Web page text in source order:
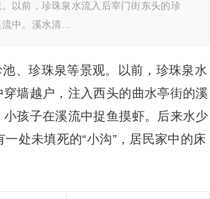
以前，珍珠泉水流入后宰门街东头的珍
中。溪水清…
、珍珠泉等景观。以前，珍珠泉水
墙越户，注入西头的曲水亭街的溪
孩子在溪流中捉鱼摸虾。后来水少
处未填死的“小沟”，居民家中的床